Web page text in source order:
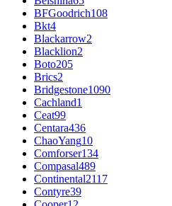
BFGoodrich108
Bkt4
Blackarrow2
Blacklion2
Boto205
Brics2
Bridgestone1090
Cachland1
Ceat99
Centara436
ChaoYang10
Comforser134
Compasal489
Continental2117
Contyre39